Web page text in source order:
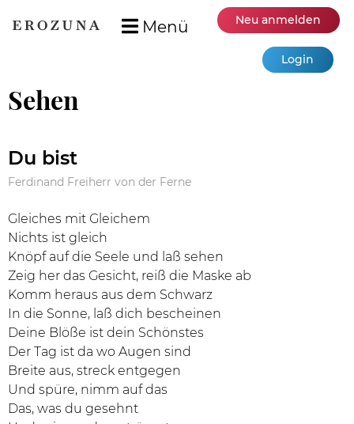
Menü Neu anmelden
Login
Sehen
Du bist
Ferdinand Freiherr von der Ferne
Gleiches mit Gleichem
Nichts ist gleich
Knöpf auf die Seele und laß sehen
Zeig her das Gesicht, reiß die Maske ab
Komm heraus aus dem Schwarz
In die Sonne, laß dich bescheinen
Deine Blöße ist dein Schönstes
Der Tag ist da wo Augen sind
Breite aus, streck entgegen
Und spüre, nimm auf das
Das, was du gesehnt